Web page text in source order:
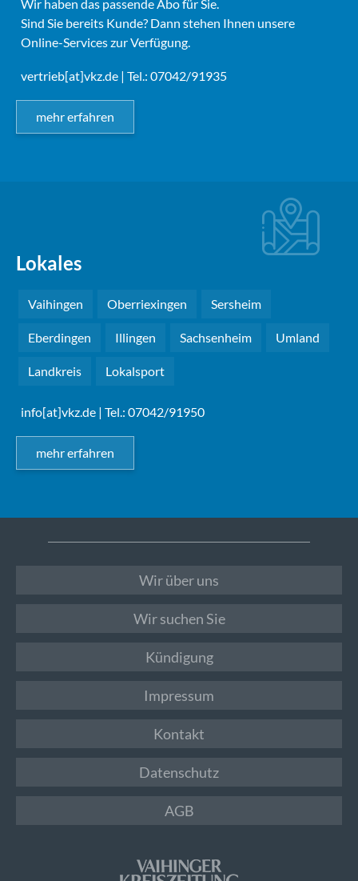
Wir haben das passende Abo für Sie.
Sind Sie bereits Kunde? Dann stehen Ihnen unsere
Online-Services zur Verfügung.
vertrieb[at]vkz.de | Tel.: 07042/91935
mehr erfahren
Lokales
Vaihingen Oberriexingen Sersheim
Eberdingen Illingen Sachsenheim Umland
Landkreis Lokalsport
info[at]vkz.de | Tel.: 07042/91950
mehr erfahren
Wir über uns
Wir suchen Sie
Kündigung
Impressum
Kontakt
Datenschutz
AGB